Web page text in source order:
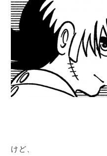
けど、